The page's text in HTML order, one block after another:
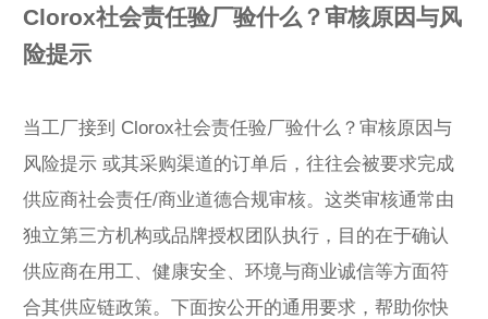
Clorox社会责任验厂验什么？审核原因与风
险提示
当工厂接到 Clorox社会责任验厂验什么？审核原因与
风险提示 或其采购渠道的订单后，往往会被要求完成
供应商社会责任/商业道德合规审核。这类审核通常由
独立第三方机构或品牌授权团队执行，目的在于确认
供应商在用工、健康安全、环境与商业诚信等方面符
合其供应链政策。下面按公开的通用要求，帮助你快